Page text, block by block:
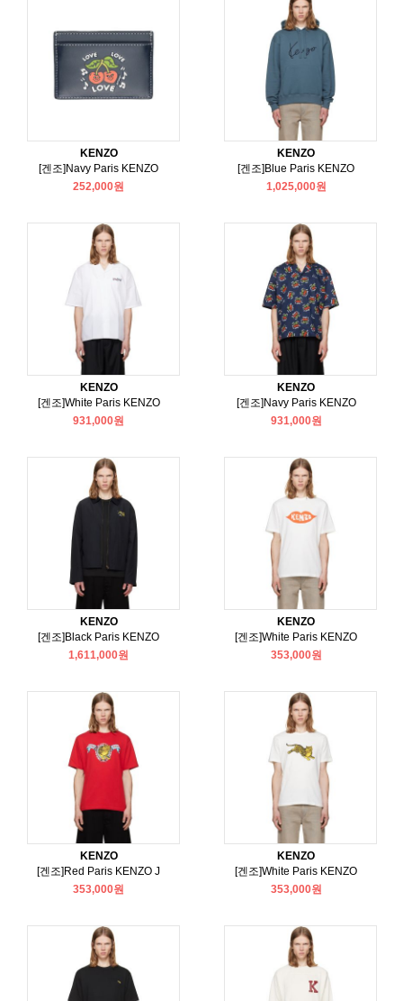
KENZO
[겐조]Navy Paris KENZO
252,000원
KENZO
[겐조]Blue Paris KENZO
1,025,000원
KENZO
[겐조]White Paris KENZO
931,000원
KENZO
[겐조]Navy Paris KENZO
931,000원
KENZO
[겐조]Black Paris KENZO
1,611,000원
KENZO
[겐조]White Paris KENZO
353,000원
KENZO
[겐조]Red Paris KENZO J
353,000원
KENZO
[겐조]White Paris KENZO
353,000원